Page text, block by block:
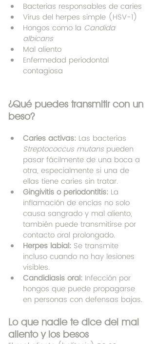
Bacterias responsables de caries
Virus del herpes simple (HSV-1)
Hongos como la Candida
albicans
Mal aliento
Enfermedad periodontal
contagiosa
¿Qué puedes transmitir con un
beso?
Caries activas: Las bacterias
Streptococcus mutans pueden
pasar fácilmente de una boca a
otra, especialmente si una de
ellas tiene caries sin tratar.
Gingivitis o periodontitis: La
inflamación de encías no solo
causa sangrado y mal aliento,
también puede transmitirse por
contacto oral prolongado.
Herpes labial: Se transmite
incluso cuando no hay lesiones
visibles.
Candidiasis oral: Infección por
hongos que puede propagarse
en personas con defensas bajas.
Lo que nadie te dice del mal
aliento y los besos